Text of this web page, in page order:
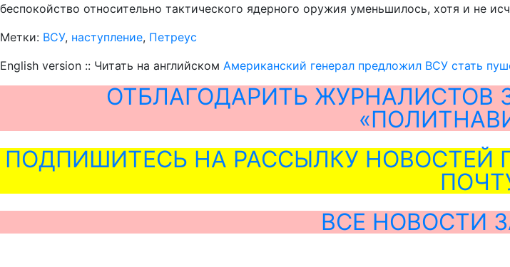
беспокойство относительно тактического ядерного оружия уменьшилось, хотя и не
Метки: ВСУ, наступление, Петреус
English version :: Читать на английском Американский генерал предложил ВСУ стать
ОТБЛАГОДАРИТЬ ЖУРНАЛИСТОВ
ПОДПИШИТЕСЬ НА РАССЫЛКУ НОВОСТЕЙ
ВСЕ НОВОСТИ